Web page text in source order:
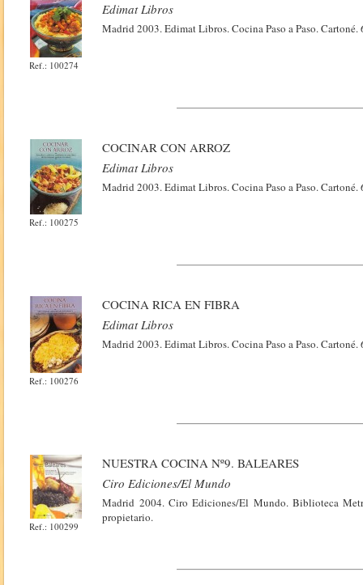
Ref.: 100274
Edimat Libros
Madrid 2003. Edimat Libros. Cocina Paso a Paso.
Ref.: 100275
COCINAR CON ARROZ
Edimat Libros
Madrid 2003. Edimat Libros. Cocina Paso a Paso.
Ref.: 100276
COCINA RICA EN FIBRA
Edimat Libros
Madrid 2003. Edimat Libros. Cocina Paso a Paso.
Ref.: 100299
NUESTRA COCINA Nº9. BALEARES
Ciro Ediciones/El Mundo
Madrid 2004. Ciro Ediciones/El Mundo. Biblioteca
propietario.